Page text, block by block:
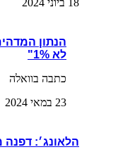
18 ביוני 2024
לא 1%"
כתבה בוואלה
23 במאי 2024
הלאונג׳: דפנה